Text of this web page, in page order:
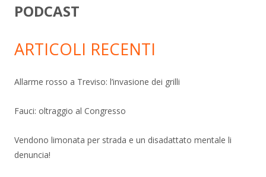
PODCAST
ARTICOLI RECENTI
Allarme rosso a Treviso: l’invasione dei grilli
Fauci: oltraggio al Congresso
Vendono limonata per strada e un disadattato mentale li
denuncia!